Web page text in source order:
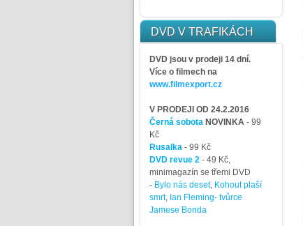
DVD V TRAFIKÁCH
DVD jsou v prodeji 14 dní.
Více o filmech na
www.filmexport.cz
V PRODEJI OD 24.2.2016
Černá sobotaNOVINKA - 99
Kč
Rusalka- 99 Kč
DVD revue 2- 49 Kč,
minimagazín se třemi DVD
- Bylo nás deset, Kohout plaší
smrt, Ian Fleming- tvůrce
Jamese Bonda